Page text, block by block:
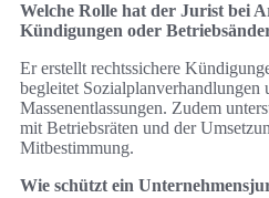
Welche Rolle hat der Jurist bei
Kündigungen oder
Er erstellt rechtssichere
begleitet Sozialplanverhandlungen
Massenentlassungen. Zudem
mit Betriebsräten und der
Mitbestimmung.
Wie schützt ein